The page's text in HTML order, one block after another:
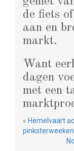
de fiets
aan en
markt.
Want
dagen
met een
« Hemelvaart